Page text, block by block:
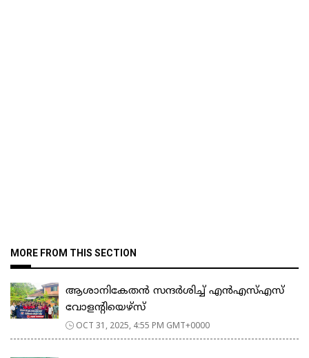
MORE FROM THIS SECTION
ആശാനികേതൻ സന്ദർശിച്ച് എൻഎസ്‌എസ്‌
വോളന്റിയെഴ്‌സ്
OCT 31, 2025, 4:55 PM GMT+0000